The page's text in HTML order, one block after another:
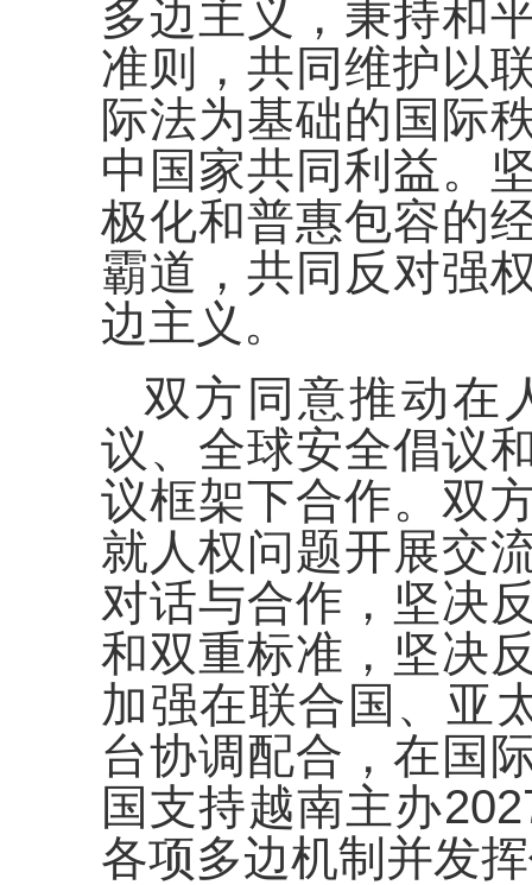
多边主义，秉持和
准则，共同维护以
际法为基础的国际
中国家共同利益。
极化和普惠包容的
霸道，共同反对强
边主义。
双方同意推动在
议、全球安全倡议
议框架下合作。双
就人权问题开展交
对话与合作，坚决
和双重标准，坚决
加强在联合国、亚
台协调配合，在国
国支持越南主办
各项多边机制并发